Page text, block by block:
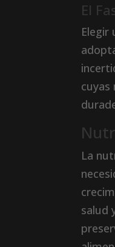
El
Elegir
cuyas
La
salud